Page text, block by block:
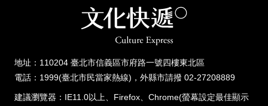
地址：110204 臺北市信義區市府路一號四樓東北區
電話：1999(臺北市民當家熱線)，外縣市請撥 02-27208889
建議瀏覽器：IE11.0以上、Firefox、Chrome(螢幕設定最佳顯示